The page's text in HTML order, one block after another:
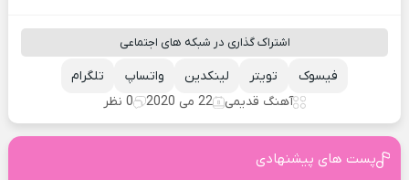
اشتراک گذاری در شبکه های اجتماعی
تلگرام واتساپ لینکدین تویتر
فیسوک
آهنگ قدیمی
22 می 2020 0 نظر
پست های پیشنهادی